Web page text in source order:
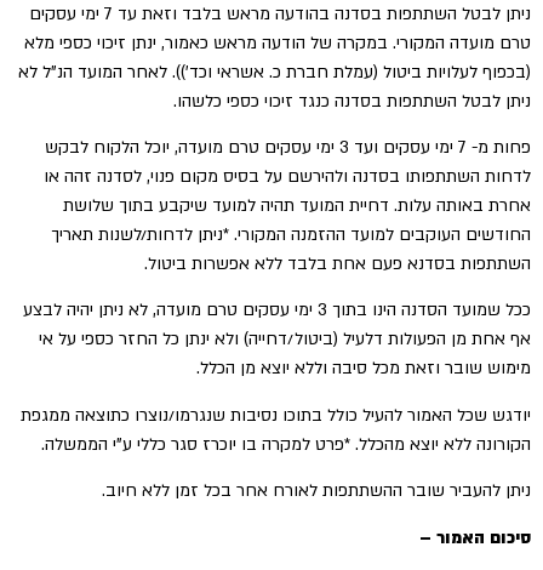
ניתן לבטל השתתפות בסדנה בהודעה מראש בלבד וזאת עד 7 ימי עסקים
טרם מועדה המקורי. במקרה של הודעה מראש כאמור, ינתן זיכוי כספי מלא
(בכפוף לעלויות ביטול (עמלת חברת כ. אשראי וכד’)). לאחר המועד הנ”ל לא
ניתן לבטל השתתפות בסדנה כנגד זיכוי כספי כלשהו.
פחות מ- 7 ימי עסקים ועד 3 ימי עסקים טרם מועדה, יוכל הלקוח לבקש
לדחות השתתפותו בסדנה ולהירשם על בסיס מקום פנוי, לסדנה זהה או
אחרת באותה עלות. דחיית המועד תהיה למועד שיקבע בתוך שלושת
החודשים העוקבים למועד ההזמנה המקורי. *ניתן לדחות/לשנות תאריך
השתתפות בסדנא פעם אחת בלבד ללא אפשרות ביטול.
ככל שמועד הסדנה הינו בתוך 3 ימי עסקים טרם מועדה, לא ניתן יהיה לבצע
אף אחת מן הפעולות דלעיל (ביטול/דחייה) ולא ינתן כל החזר כספי על אי
מימוש שובר וזאת מכל סיבה וללא יוצא מן הכלל.
יודגש שכל האמור להעיל כולל בתוכו נסיבות שנגרמו/נוצרו כתוצאה ממגפת
הקורונה ללא יוצא מהכלל. *פרט למקרה בו יוכרז סגר כללי ע”י הממשלה.
ניתן להעביר שובר ההשתתפות לאורח אחר בכל זמן ללא חיוב.
סיכום האמור –